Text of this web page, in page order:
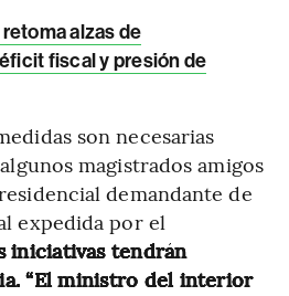
alzas de
fiscal y presión de
son necesarias
magistrados amigos
demandante de
expedida por el
iniciativas tendrán
“El ministro del interior